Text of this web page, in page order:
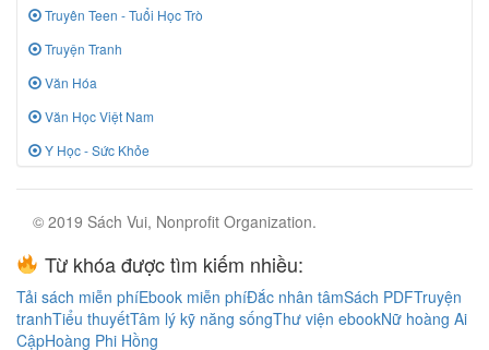
Truyên Teen - Tuổi Học Trò
Truyện Tranh
Văn Hóa
Văn Học Việt Nam
Y Học - Sức Khỏe
© 2019 Sách Vui, Nonprofit Organization.
Từ khóa được tìm kiếm nhiều:
Tải sách miễn phíEbook miễn phíĐắc nhân tâmSách PDFTruyện
tranhTiểu thuyếtTâm lý kỹ năng sốngThư viện ebookNữ hoàng Ai
CậpHoàng Phi Hồng